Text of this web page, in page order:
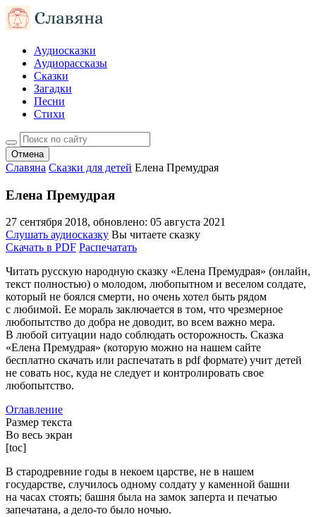
Аудиосказки
Аудиорассказы
Сказки
Загадки
Песни
Стихи
Отмена
Славяна Сказки для детей Елена Премудрая
Елена Премудрая
27 сентября 2018, обновлено: 05 августа 2021
Слушать аудиосказку Вы читаете сказку
Скачать в PDF Распечатать
Читать русскую народную сказку «Елена Премудрая» (онлайн,
текст полностью) о молодом, любопытном и веселом солдате,
который не боялся смерти, но очень хотел быть рядом
с любимой. Ее мораль заключается в том, что чрезмерное
любопытство до добра не доводит, во всем важно мера.
В любой ситуации надо соблюдать осторожность. Сказка
«Елена Премудрая» (которую можно на нашем сайте
бесплатно скачать или распечатать в pdf формате) учит детей
не совать нос, куда не следует и контролировать свое
любопытство.
Оглавление
Размер текста
Во весь экран
[toc]
В стародревние годы в некоем царстве, не в нашем
государстве, случилось одному солдату у каменной башни
на часах стоять; башня была на замок заперта и печатью
запечатана, а дело-то было ночью.